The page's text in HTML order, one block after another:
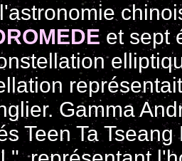
et sept
Gamma
Teen Ta